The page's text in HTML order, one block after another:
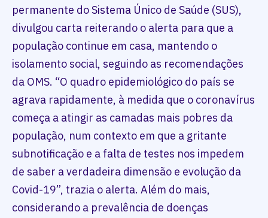
permanente do Sistema Único de Saúde (SUS),
divulgou carta reiterando o alerta para que a
população continue em casa, mantendo o
isolamento social, seguindo as recomendações
da OMS. “O quadro epidemiológico do país se
agrava rapidamente, à medida que o coronavírus
começa a atingir as camadas mais pobres da
população, num contexto em que a gritante
subnotificação e a falta de testes nos impedem
de saber a verdadeira dimensão e evolução da
Covid-19”, trazia o alerta. Além do mais,
considerando a prevalência de doenças